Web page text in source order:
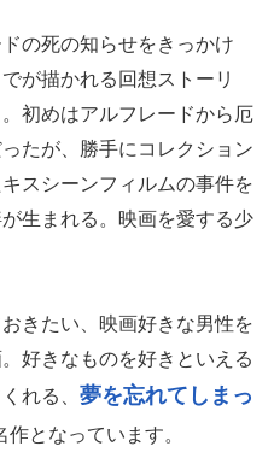
の死の知らせをきっかけ
が描かれる回想ストーリ
初めはアルフレードから厄
たが、勝手にコレクション
スシーンフィルムの事件を
生まれる。映画を愛する少
きたい、映画好きな男性を
好きなものを好きといえる
れる、 夢を忘れてしまっ
作となっています。